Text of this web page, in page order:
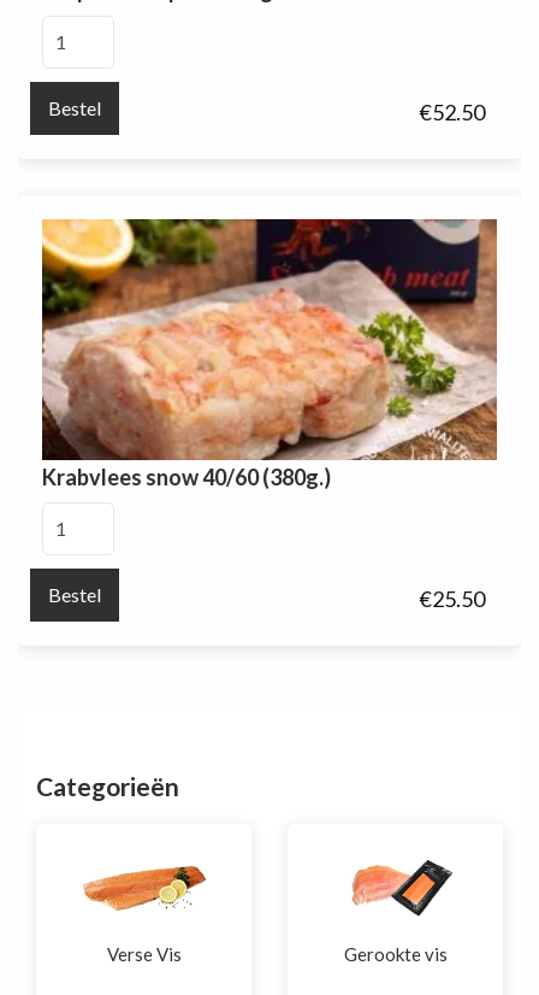
€52.50
kg
Bestel
Krabvlees snow 40/60 (380g.)
€25.50
(380g.)
Bestel
Categorieën
Verse Vis Gerookte vis